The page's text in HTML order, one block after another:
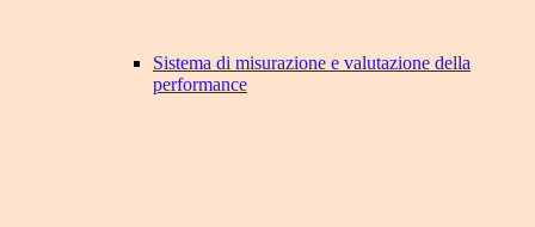
Sistema di misurazione e valutazione della
performance